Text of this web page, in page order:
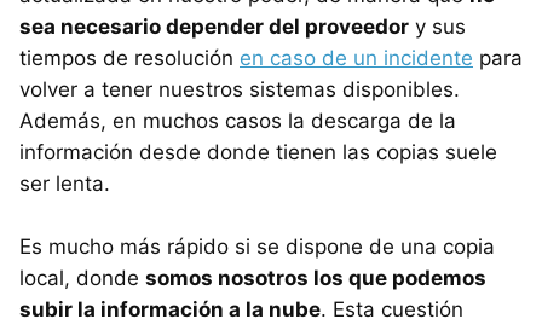
sea necesario depender del proveedor y sus
tiempos de resolución en caso de un incidente para
volver a tener nuestros sistemas disponibles.
Además, en muchos casos la descarga de la
información desde donde tienen las copias suele
ser lenta.
Es mucho más rápido si se dispone de una copia
local, donde somos nosotros los que podemos
subir la información a la nube. Esta cuestión